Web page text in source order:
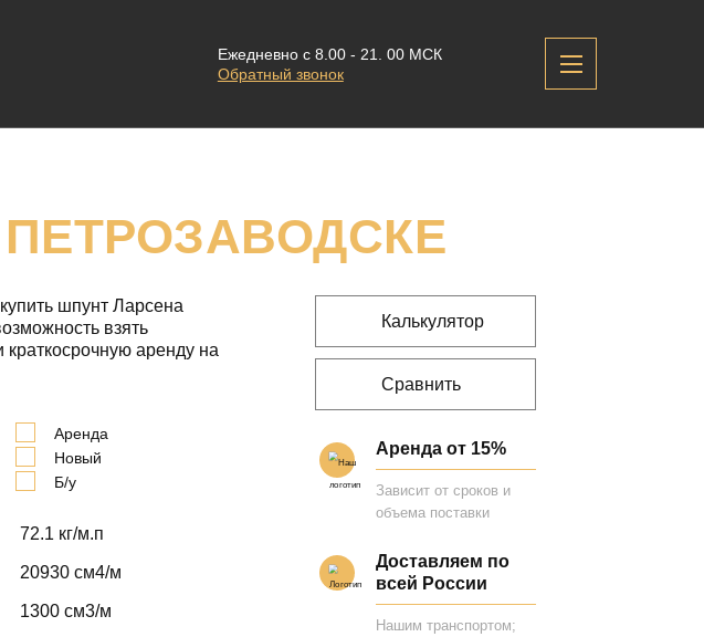
Ежедневно с 8.00 - 21. 00 МСК
Обратный звонок
ПЕТРОЗАВОДСКЕ
шпунт Ларсена
взять
аренду на
Аренда
Новый
Б/у
72.1 кг/м.п
20930 cм4/м
1300 cм3/м
Калькулятор
Сравнить
Аренда от 15%
Зависит от сроков и
объема поставки
Доставляем по
всей России
Нашим транспортом;